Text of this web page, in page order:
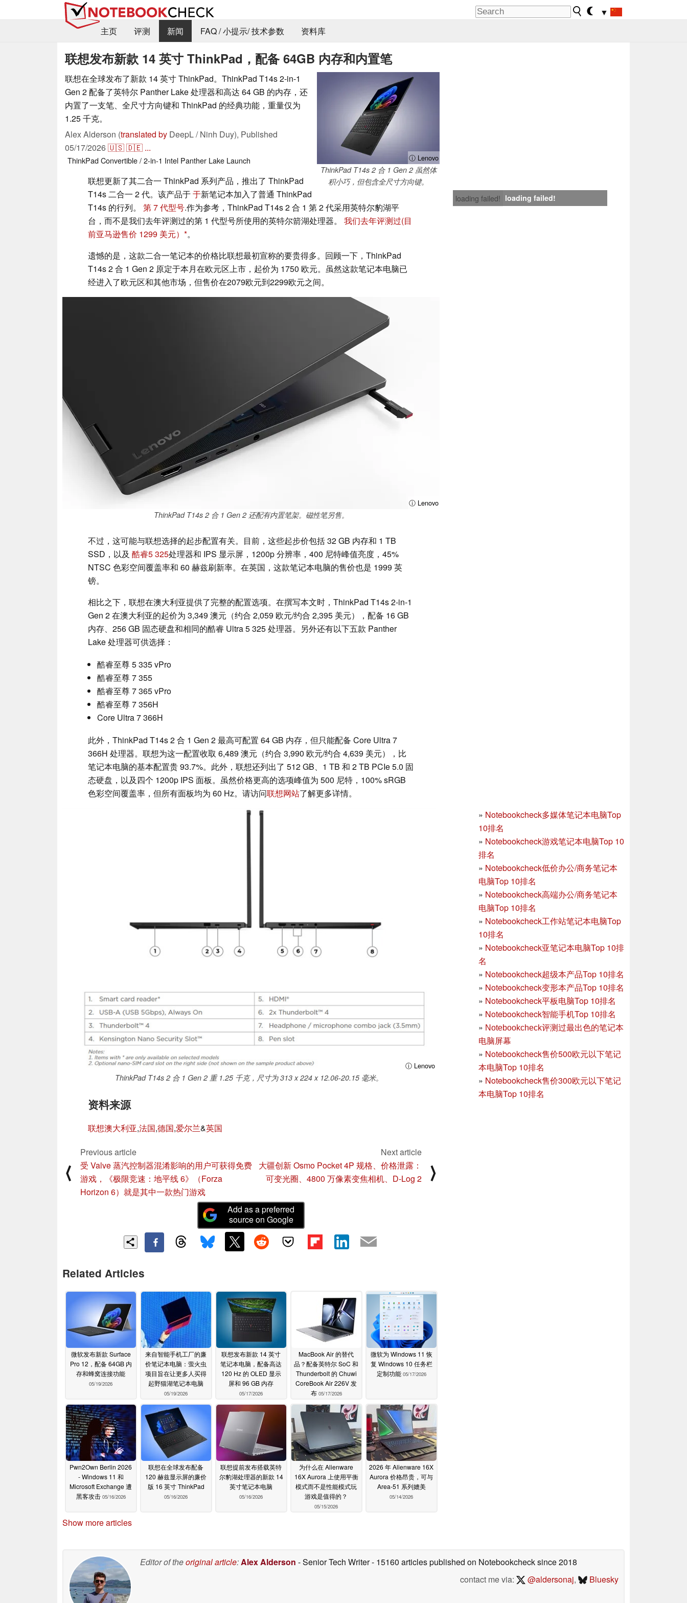
▼
主页
评测 新闻 FAQ / 小提示/ 技术参数 资料库
联想发布新款 14 英寸 ThinkPad，配备 64GB 内存和内置笔
ⓘ Lenovo
ThinkPad T14s 2 合 1 Gen 2 虽然体
积小巧，但包含全尺寸方向键。
联想在全球发布了新款 14 英寸 ThinkPad。ThinkPad T14s 2-in-1
Gen 2 配备了英特尔 Panther Lake 处理器和高达 64 GB 的内存，还
内置了一支笔、全尺寸方向键和 ThinkPad 的经典功能，重量仅为
1.25 千克。
Alex Alderson (translated by DeepL / Ninh Duy), Published
05/17/2026🇺🇸🇩🇪 ...
ThinkPadConvertible / 2-in-1 Intel Panther Lake Launch
loading failed! loading failed!
联想更新了其二合一 ThinkPad 系列产品，推出了 ThinkPad
T14s 二合一 2 代。该产品于于新笔记本加入了普通 ThinkPad
T14s 的行列。 第 7 代型号.作为参考，ThinkPad T14s 2 合 1 第 2 代采用英特尔豹湖平
台，而不是我们去年评测过的第 1 代型号所使用的英特尔箭湖处理器。 我们去年评测过(目
前亚马逊售价 1299 美元）
。
遗憾的是，这款二合一笔记本的价格比联想最初宣称的要贵得多。回顾一下，ThinkPad
T14s 2 合 1 Gen 2 原定于本月在欧元区上市，起价为 1750 欧元。虽然这款笔记本电脑已
经进入了欧元区和其他市场，但售价在2079欧元到2299欧元之间。
ⓘ Lenovo
ThinkPad T14s 2 合 1 Gen 2 还配有内置笔架。磁性笔另售。
不过，这可能与联想选择的起步配置有关。目前，这些起步价包括 32 GB 内存和 1 TB
SSD，以及 酷睿5 325处理器和 IPS 显示屏，1200p 分辨率，400 尼特峰值亮度，45%
NTSC 色彩空间覆盖率和 60 赫兹刷新率。在英国，这款笔记本电脑的售价也是 1999 英
镑。
相比之下，联想在澳大利亚提供了完整的配置选项。在撰写本文时，ThinkPad T14s 2-in-1
Gen 2 在澳大利亚的起价为 3,349 澳元（约合 2,059 欧元/约合 2,395 美元），配备 16 GB
内存、256 GB 固态硬盘和相同的酷睿 Ultra 5 325 处理器。另外还有以下五款 Panther
Lake 处理器可供选择：
酷睿至尊 5 335 vPro
酷睿至尊 7 355
酷睿至尊 7 365 vPro
酷睿至尊 7 356H
Core Ultra 7 366H
此外，ThinkPad T14s 2 合 1 Gen 2 最高可配置 64 GB 内存，但只能配备 Core Ultra 7
366H 处理器。联想为这一配置收取 6,489 澳元（约合 3,990 欧元/约合 4,639 美元），比
笔记本电脑的基本配置贵 93.7%。此外，联想还列出了 512 GB、1 TB 和 2 TB PCIe 5.0 固
态硬盘，以及四个 1200p IPS 面板。虽然价格更高的选项峰值为 500 尼特，100% sRGB
色彩空间覆盖率，但所有面板均为 60 Hz。请访问联想网站了解更多详情。
» Notebookcheck多媒体笔记本电脑Top
10排名
» Notebookcheck游戏笔记本电脑Top 10
排名
» Notebookcheck低价办公/商务笔记本
电脑Top 10排名
» Notebookcheck高端办公/商务笔记本
电脑Top 10排名
» Notebookcheck工作站笔记本电脑Top
10排名
» Notebookcheck亚笔记本电脑Top 10排
名
» Notebookcheck超级本产品Top 10排名
» Notebookcheck变形本产品Top 10排名
» Notebookcheck平板电脑Top 10排名
» Notebookcheck智能手机Top 10排名
» Notebookcheck评测过最出色的笔记本
电脑屏幕
» Notebookcheck售价500欧元以下笔记
本电脑Top 10排名
» Notebookcheck售价300欧元以下笔记
本电脑Top 10排名
ⓘ Lenovo
ThinkPad T14s 2 合 1 Gen 2 重 1.25 千克，尺寸为 313 x 224 x 12.06-20.15 毫米。
资料来源
联想澳大利亚,法国,德国,爱尔兰&英国
⟨
Previous article
受 Valve 蒸汽控制器混淆影响的用户可获得免费
游戏，《极限竞速：地平线 6》（Forza
Horizon 6）就是其中一款热门游戏
Next article
大疆创新 Osmo Pocket 4P 规格、价格泄露：
可变光圈、4800 万像素变焦相机、D-Log 2
⟩
Add as a preferred
source on Google
Related Articles
微软发布新款 Surface
Pro 12，配备 64GB 内
存和蜂窝连接功能
05/19/2026
来自智能手机工厂的廉
价笔记本电脑：萤火虫
项目旨在让更多人买得
起野猫湖笔记本电脑
05/19/2026
联想发布新款 14 英寸
笔记本电脑，配备高达
120 Hz 的 OLED 显示
屏和 96 GB 内存
05/17/2026
MacBook Air 的替代
品？配备英特尔 SoC 和
Thunderbolt 的 Chuwi
CoreBook Air 226V 发
布 05/17/2026
微软为 Windows 11 恢
复 Windows 10 任务栏
定制功能 05/17/2026
Pwn2Own Berlin 2026
- Windows 11 和
Microsoft Exchange 遭
黑客攻击 05/16/2026
联想在全球发布配备
120 赫兹显示屏的廉价
版 16 英寸 ThinkPad
05/16/2026
联想提前发布搭载英特
尔豹湖处理器的新款 14
英寸笔记本电脑
05/16/2026
为什么在 Alienware
16X Aurora 上使用平衡
模式而不是性能模式玩
游戏是值得的？
05/15/2026
2026 年 Alienware 16X
Aurora 价格昂贵，可与
Area-51 系列媲美
05/14/2026
Show more articles
Editor of theoriginal article: Alex Alderson - Senior Tech Writer- 15160 articles published on Notebookchecksince 2018
contact me via:
@aldersonaj, Bluesky